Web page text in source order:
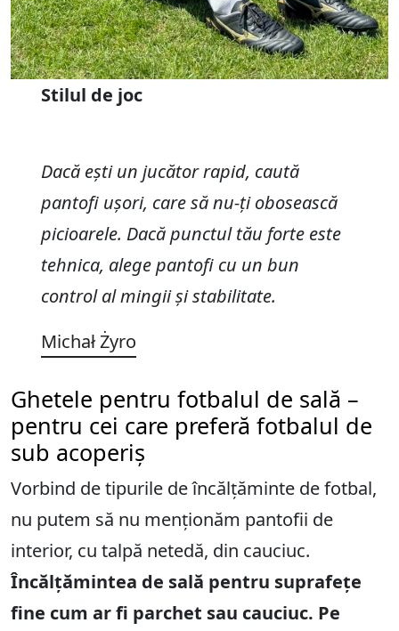
Stilul de joc
Dacă ești un jucător rapid, caută
pantofi ușori, care să nu-ți obosească
picioarele. Dacă punctul tău forte este
tehnica, alege pantofi cu un bun
control al mingii și stabilitate.
Michał Żyro
Ghetele pentru fotbalul de sală –
pentru cei care preferă fotbalul de
sub acoperiș
Vorbind de tipurile de încălțăminte de fotbal,
nu putem să nu menționăm pantofii de
interior, cu talpă netedă, din cauciuc.
Încălțămintea de sală pentru suprafețe
fine cum ar fi parchet sau cauciuc. Pe